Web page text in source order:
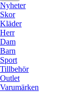
Nyheter
Skor
Kläder
Herr
Dam
Barn
Sport
Tillbehör
Outlet
Varumärken